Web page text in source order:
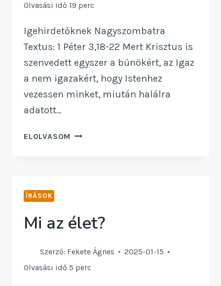
MINT
EMLÉKEZÉS
Olvasási idő 19 perc
Igehirdetőknek Nagyszombatra
Textus: 1 Péter 3,18-22 Mert Krisztus is
szenvedett egyszer a bűnökért, az Igaz
a nem igazakért, hogy Istenhez
vezessen minket, miután halálra
adatott…
ELOLVASOM POKLAIM
ÍRÁSOK
Mi az élet?
Szerző: Fekete Ágnes
2025-01-15
Olvasási idő 5 perc